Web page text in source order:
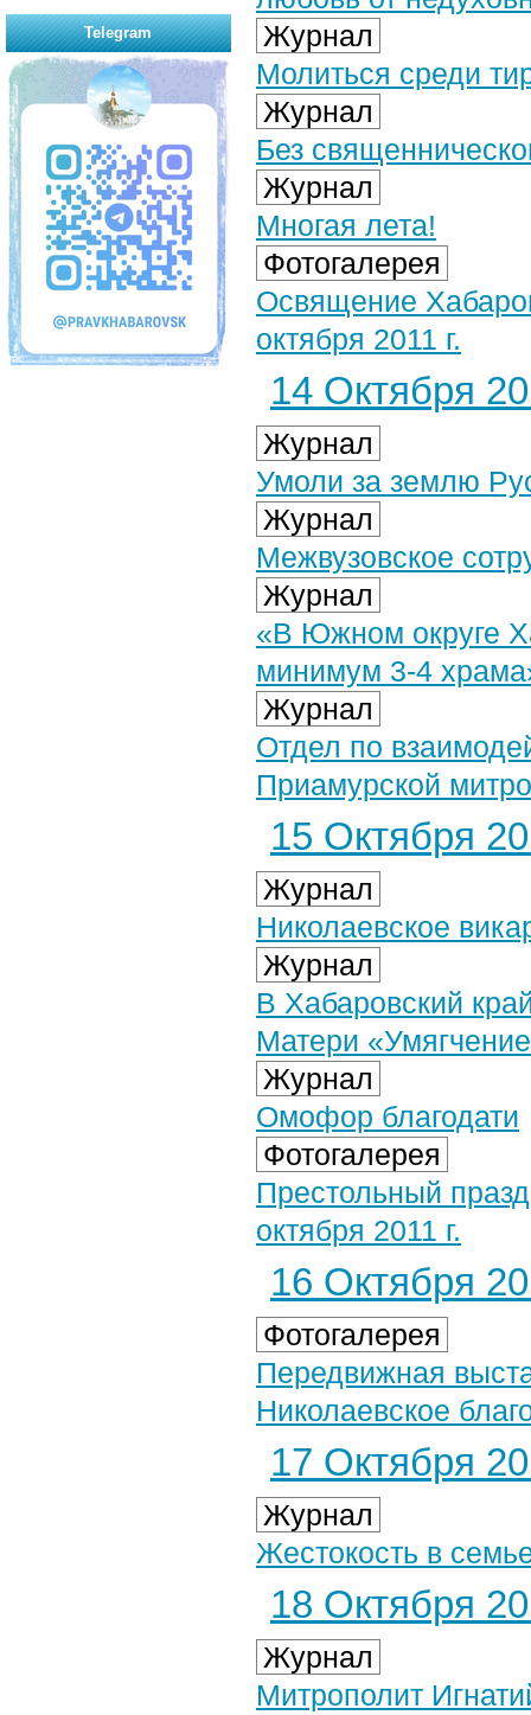
Журнал
Молиться среди
Журнал
Без
Журнал
Многая лета!
Фотогалерея
Освящение
октября 2011 г.
14 Октября
Журнал
Умоли за землю
Журнал
Межвузовское
Журнал
«В Южном округе
минимум 3-4
Журнал
Отдел по
Приамурской
15 Октября
Журнал
Николаевское
Журнал
В Хабаровский
Матери
Журнал
Омофор благодати
Фотогалерея
Престольный
октября 2011 г.
16 Октября
Фотогалерея
Передвижная
Николаевское
17 Октября
Журнал
Жестокость в
18 Октября
Журнал
Митрополит
Telegram